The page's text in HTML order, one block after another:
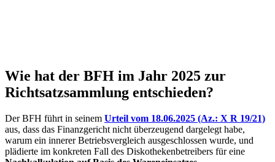
Wie hat der BFH im Jahr 2025 zur
Richtsatzsammlung entschieden?
Der BFH führt in seinem Urteil vom 18.06.2025 (Az.: X R 19/21)
aus, dass das Finanzgericht nicht überzeugend dargelegt habe,
warum ein innerer Betriebsvergleich ausgeschlossen wurde, und
plädierte im konkreten Fall des Diskothekenbetreibers für eine